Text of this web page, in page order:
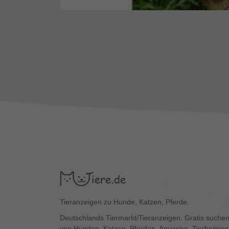
Tieranzeigen zu Hunde, Katzen, Pferde.
Deutschlands Tiermarkt/Tieranzeigen. Gratis